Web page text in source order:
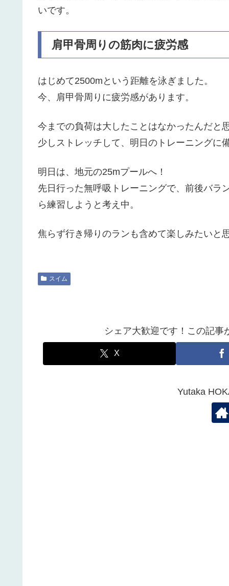
いです。
肩甲骨周りの筋肉に疲労感
はじめて2500mという距離を泳ぎました。
今、肩甲骨周りに疲労感があります。
今までの負荷は大したことはなかったんだと
少しストレッチして、明日のトレーニングに
明日は、地元の25mプールへ！
先日行った無呼吸トレーニングで、前後バラ
ら練習しようと考え中。
焦らず行き帰りのランも含めて楽しみたいと
スイム
シェア大歓迎です！この記事
X
Yutaka